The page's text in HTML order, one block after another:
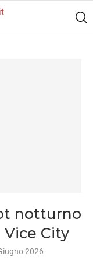
notturno
City
2026